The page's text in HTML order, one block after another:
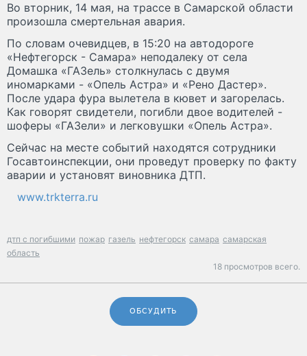
Во вторник, 14 мая, на трассе в Самарской области
произошла смертельная авария.
По словам очевидцев, в 15:20 на автодороге
«Нефтегорск - Самара» неподалеку от села
Домашка «ГАЗель» столкнулась с двумя
иномарками - «Опель Астра» и «Рено Дастер».
После удара фура вылетела в кювет и загорелась.
Как говорят свидетели, погибли двое водителей -
шоферы «ГАЗели» и легковушки «Опель Астра».
Сейчас на месте событий находятся сотрудники
Госавтоинспекции, они проведут проверку по факту
аварии и установят виновника ДТП.
www.trkterra.ru
дтп с погибшими пожар газель нефтегорск самара самарская
область
18 просмотров всего.
ОБСУДИТЬ